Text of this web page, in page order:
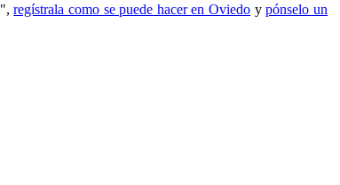
",regístrala como se puede hacer en Oviedo ypónselo un